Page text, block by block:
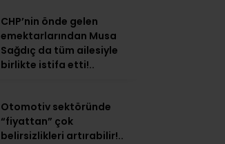
CHP’nin önde gelen
emektarlarından Musa
Sağdıç da tüm ailesiyle
birlikte istifa etti!..
Otomotiv sektöründe
“fiyattan” çok
belirsizlikleri artırabilir!..